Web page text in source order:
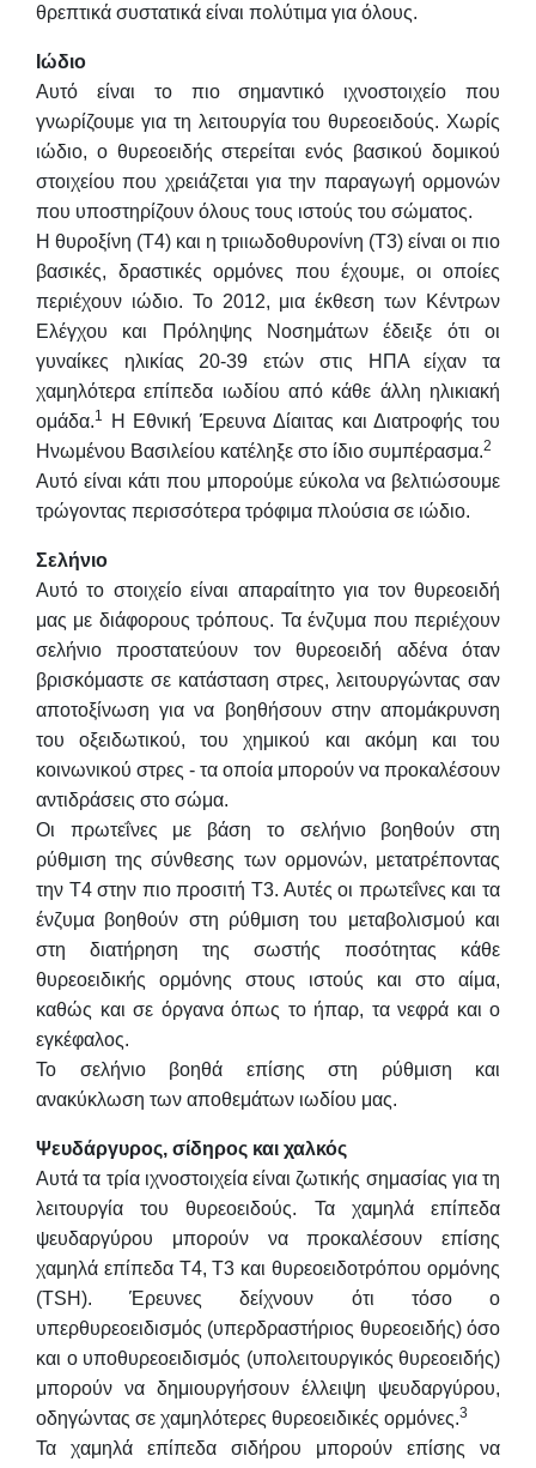
θρεπτικά συστατικά είναι πολύτιμα για όλους.
Ιώδιο
Αυτό είναι το πιο σημαντικό ιχνοστοιχείο που
γνωρίζουμε για τη λειτουργία του θυρεοειδούς. Χωρίς
ιώδιο, ο θυρεοειδής στερείται ενός βασικού δομικού
στοιχείου που χρειάζεται για την παραγωγή ορμονών
που υποστηρίζουν όλους τους ιστούς του σώματος.
Η θυροξίνη (Τ4) και η τριιωδοθυρονίνη (Τ3) είναι οι πιο
βασικές, δραστικές ορμόνες που έχουμε, οι οποίες
περιέχουν ιώδιο. Το 2012, μια έκθεση των Κέντρων
Ελέγχου και Πρόληψης Νοσημάτων έδειξε ότι οι
γυναίκες ηλικίας 20-39 ετών στις ΗΠΑ είχαν τα
χαμηλότερα επίπεδα ιωδίου από κάθε άλλη ηλικιακή
ομάδα.1
Η Εθνική Έρευνα Δίαιτας και Διατροφής του
Ηνωμένου Βασιλείου κατέληξε στο ίδιο συμπέρασμα.2
Αυτό είναι κάτι που μπορούμε εύκολα να βελτιώσουμε
τρώγοντας περισσότερα τρόφιμα πλούσια σε ιώδιο.
Σελήνιο
Αυτό το στοιχείο είναι απαραίτητο για τον θυρεοειδή
μας με διάφορους τρόπους. Τα ένζυμα που περιέχουν
σελήνιο προστατεύουν τον θυρεοειδή αδένα όταν
βρισκόμαστε σε κατάσταση στρες, λειτουργώντας σαν
αποτοξίνωση για να βοηθήσουν στην απομάκρυνση
του οξειδωτικού, του χημικού και ακόμη και του
κοινωνικού στρες - τα οποία μπορούν να προκαλέσουν
αντιδράσεις στο σώμα.
Οι πρωτεΐνες με βάση το σελήνιο βοηθούν στη
ρύθμιση της σύνθεσης των ορμονών, μετατρέποντας
την Τ4 στην πιο προσιτή Τ3. Αυτές οι πρωτεΐνες και τα
ένζυμα βοηθούν στη ρύθμιση του μεταβολισμού και
στη διατήρηση της σωστής ποσότητας κάθε
θυρεοειδικής ορμόνης στους ιστούς και στο αίμα,
καθώς και σε όργανα όπως το ήπαρ, τα νεφρά και ο
εγκέφαλος.
Το σελήνιο βοηθά επίσης στη ρύθμιση και
ανακύκλωση των αποθεμάτων ιωδίου μας.
Ψευδάργυρος, σίδηρος και χαλκός
Αυτά τα τρία ιχνοστοιχεία είναι ζωτικής σημασίας για τη
λειτουργία του θυρεοειδούς. Τα χαμηλά επίπεδα
ψευδαργύρου μπορούν να προκαλέσουν επίσης
χαμηλά επίπεδα T4, T3 και θυρεοειδοτρόπου ορμόνης
(TSH). Έρευνες δείχνουν ότι τόσο ο
υπερθυρεοειδισμός (υπερδραστήριος θυρεοειδής) όσο
και ο υποθυρεοειδισμός (υπολειτουργικός θυρεοειδής)
μπορούν να δημιουργήσουν έλλειψη ψευδαργύρου,
οδηγώντας σε χαμηλότερες θυρεοειδικές ορμόνες.3
Τα χαμηλά επίπεδα σιδήρου μπορούν επίσης να